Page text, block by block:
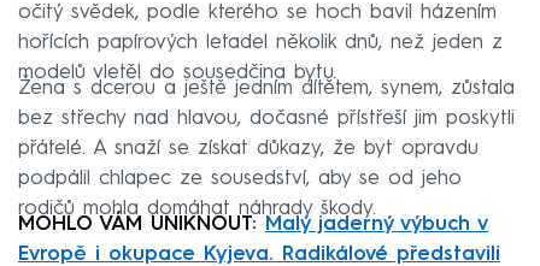
očitý svědek, podle kterého se hoch bavil házením
hořících papírových letadel několik dnů, než jeden z
modelů vletěl do sousedčina bytu.
Žena s dcerou a ještě jedním dítětem, synem, zůstala
bez střechy nad hlavou, dočasné přístřeší jim poskytli
přátelé. A snaží se získat důkazy, že byt opravdu
podpálil chlapec ze sousedství, aby se od jeho
rodičů mohla domáhat náhrady škody.
MOHLO VÁM UNIKNOUT:
Malý jaderný výbuch v
Evropě i okupace Kyjeva. Radikálové představili